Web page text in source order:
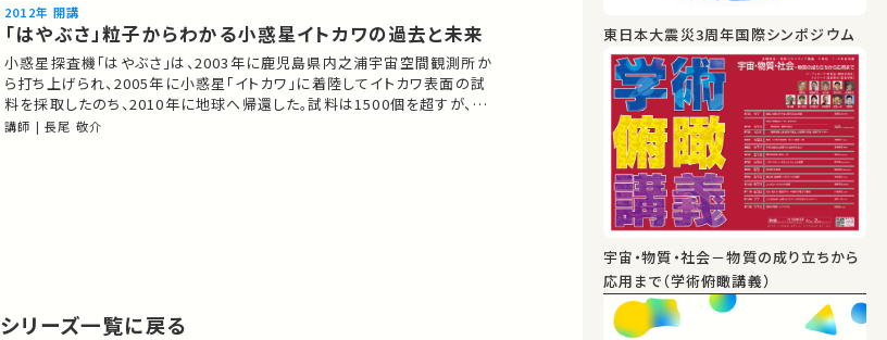
2012年 開講
「はやぶさ」粒子からわかる小惑星イトカワの過去と未来
小惑星探査機「はやぶさ」は、2003年に鹿児島県内之浦宇宙空間観測所か
ら打ち上げられ、2005年に小惑星「イトカワ」に着陸してイトカワ表面の試
料を採取したのち、2010年に地球へ帰還した。試料は1500個を超すが、ほと
んどが10分の1ミリより小さい微粒子であった。国内の研究者達が最先端の
講師 | 長尾 敬介
シリーズ一覧に戻る
東日本大震災3周年国際シンポジウム
宇宙・物質・社会－物質の成り立ちから
応用まで（学術俯瞰講義）